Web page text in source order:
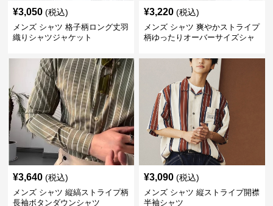
¥3,050 (税込)
メンズ シャツ 格子柄ロング丈羽
織りシャツジャケット
¥3,220 (税込)
メンズ シャツ 爽やかストライプ
柄ゆったりオーバーサイズシャ
¥3,640 (税込)
メンズ シャツ 縦縞ストライプ柄
長袖ボタンダウンシャツ
¥3,090 (税込)
メンズ シャツ 縦ストライプ開襟
半袖シャツ